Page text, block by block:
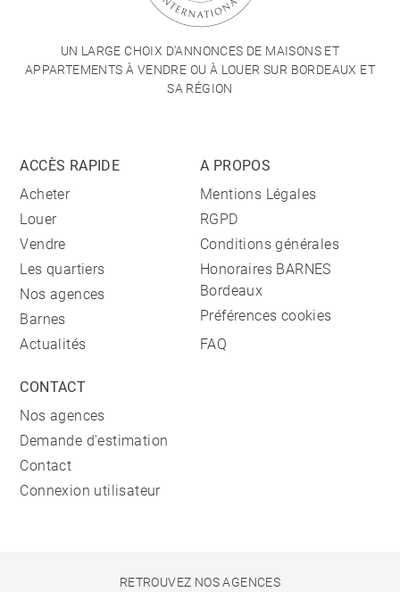
UN LARGE CHOIX D'ANNONCES DE MAISONS ET
APPARTEMENTS À VENDRE OU À LOUER SUR BORDEAUX ET
SA RÉGION
ACCÈS RAPIDE
Acheter
Louer
Vendre
Les quartiers
Nos agences
Barnes
Actualités
A PROPOS
Mentions Légales
RGPD
Conditions générales
Honoraires BARNES
Bordeaux
Préférences cookies
FAQ
CONTACT
Nos agences
Demande d'estimation
Contact
Connexion utilisateur
RETROUVEZ NOS AGENCES